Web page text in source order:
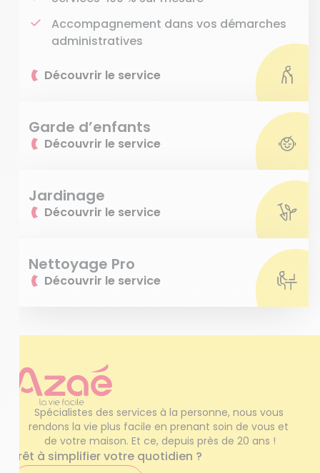
Accompagnement dans vos démarches
administratives
Découvrir le service
Garde d’enfants
Découvrir le service
Jardinage
Découvrir le service
Nettoyage Pro
Découvrir le service
Spécialistes des services à la personne, nous vous
rendons la vie plus facile en prenant soin de vous et
de votre maison. Et ce, depuis près de 20 ans !
Prêt à simplifier votre quotidien ?